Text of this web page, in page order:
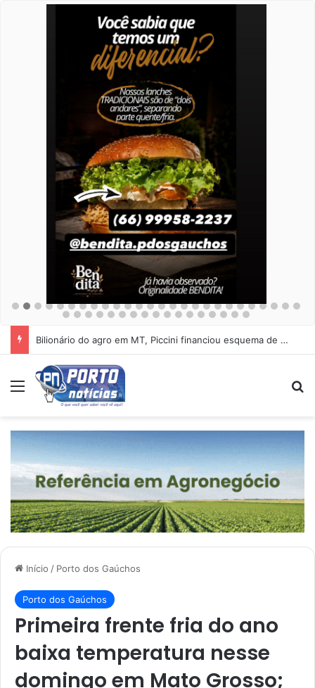
Dino manda PF investigar suspeitas de desvios de R$ 55,4 milhões em ‘Emendas Pix’
Menu
Início / Porto dos Gaúchos
Porto dos Gaúchos
Primeira frente fria do ano
baixa temperatura nesse
domingo em Mato Grosso;